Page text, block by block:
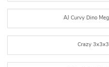
AJ Curvy Dino
Crazy 3x3x3